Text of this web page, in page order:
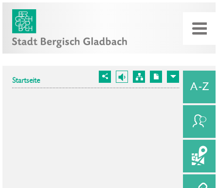
Startseite